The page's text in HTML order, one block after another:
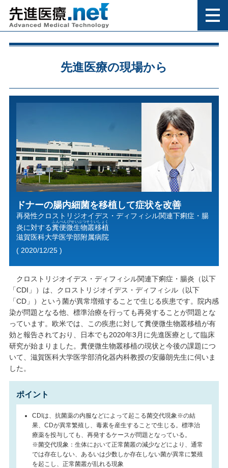
先進医療の現場から
ドナーの腸内細菌を移植して症状を改善
再発性クロストリジオイデス・ディフィシル関連下痢症・腸
炎に対する糞便微生物叢移植
ふんべんびせいぶつそういしょく
滋賀医科大学医学部附属病院
( 2020/12/25 )
クロストリジオイデス・ディフィシル関連下痢症・腸炎（以下
「CDI」）は、クロストリジオイデス・ディフィシル（以下
「CD」）という菌が異常増殖することで生じる疾患です。院内感
染が問題となる他、標準治療を行っても再発することが問題とな
っています。欧米では、この疾患に対して糞便微生物叢移植が有
効と報告されており、日本でも2020年3月に先進医療として臨床
研究が始まりました。糞便微生物叢移植の現状と今後の課題につ
いて、滋賀医科大学医学部消化器内科教授の安藤朗先生に伺いま
した。
ポイント
CDIは、抗菌薬の内服などによって起こる菌交代現象※の結
果、CDが異常繁殖し、毒素を産生することで生じる。標準治
療薬を投与しても、再発するケースが問題となっている。
※菌交代現象：生体において正常菌叢の減少などにより、通常
では存在しない、あるいは少数しか存在しない菌が異常に繁殖
を起こし、正常菌叢が乱れる現象